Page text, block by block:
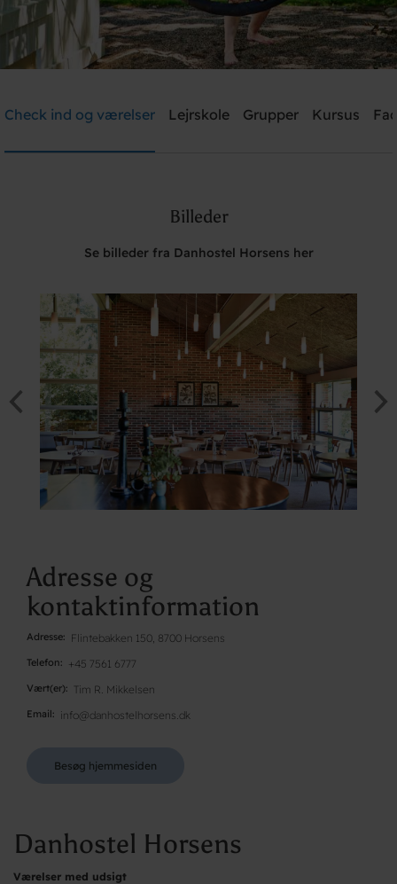
Brug for hjælp? Ring+45 7561 6777
Check ind og værelser Lejrskole Grupper Kursus
Billeder
Se billeder fra Danhostel Horsens her
Adresse og
kontaktinformation
Adresse Flintebakken 150, 8700 Horsens
Telefon +45 7561 6777
Vært(er) Tim R. Mikkelsen
Email info@danhostelhorsens.dk
Besøg hjemmesiden
Danhostel Horsens
Værelser med udsigt